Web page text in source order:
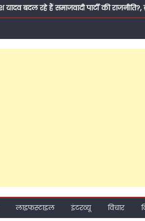
बदल रहे हैं समाजवादी पार्टी की
संगठनात्मक तैयारी ने बढ़ाया कद, पांच दशक
लाइफस्टाइल इंटरव्यू विचार